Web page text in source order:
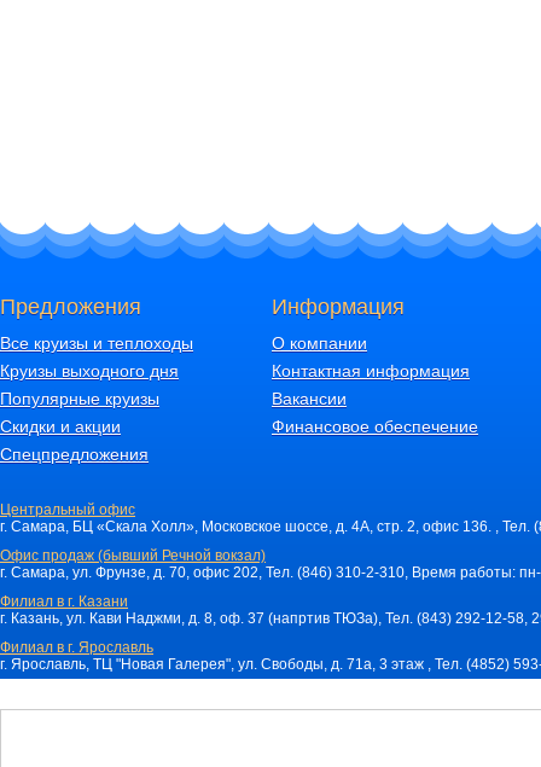
Предложения
Все круизы и теплоходы
Круизы выходного дня
Популярные круизы
Скидки и акции
Спецпредложения
Информация
О компании
Контактная информация
Вакансии
Финансовое обеспечение
Центральный офис
г. Самара, БЦ «Скала Холл», Московское шоссе, д. 4А, стр. 2, офис 136. ,
Офис продаж (бывший Речной вокзал)
г. Самара, ул. Фрунзе, д. 70, офис 202, Тел. (846) 310-2-310, Время работы:
Филиал в г. Казани
г. Казань, ул. Кави Наджми, д. 8, оф. 37 (напртив ТЮЗа), Тел. (843) 292-12-
Филиал в г. Ярославль
г. Ярославль, ТЦ "Новая Галерея", ул. Свободы, д. 71a, 3 этаж , Тел. (4852)